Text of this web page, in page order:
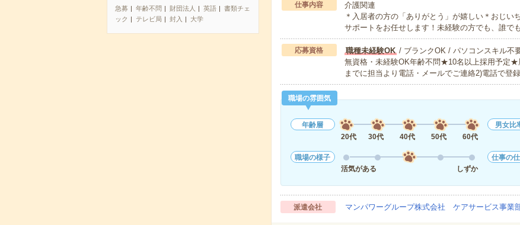
急募 年齢不問 財団法人 英語
書類チェ
ック
テレビ局 封入 大学
仕事内容
介護関連
＊入居者の方の「ありがとう」が嬉しい＊おじ
サポートをお任せします！未経験の方でも、誰で
応募資格 職種未経験OK/ ブランクOK / パソコンスキル不
無資格・未経験OK年齢不問★10名以上採用予定
までに担当より電話・メールでご連絡2)電話で登
職場の雰囲気
年齢層
20代
30代 40代 50代 60代
男女比
職場の様子
活気がある
しずか
仕事の
派遣会社 マンパワーグループ株式会社 ケアサービス事業